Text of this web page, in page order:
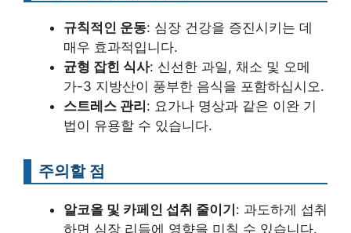
규칙적인 운동: 심장 건강을 증진시키는 데
매우 효과적입니다.
균형 잡힌 식사: 신선한 과일, 채소 및 오메
가-3 지방산이 풍부한 음식을 포함하십시오.
스트레스 관리 : 요가나 명상과 같은 이완 기
법이 유용할 수 있습니다.
주의할 점
알코올 및 카페인 섭취 줄이기 : 과도하게 섭취
하면 심장 리듬에 영향을 미칠 수 있습니다.